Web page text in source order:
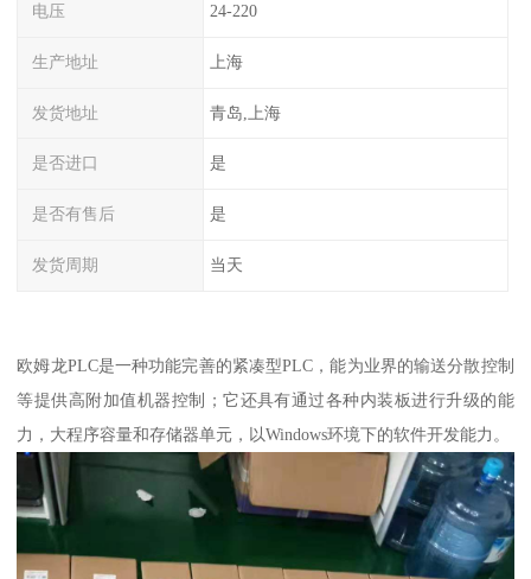
电压 24-220
生产地址 上海
发货地址 青岛,上海
是否进口 是
是否有售后 是
发货周期 当天
欧姆龙PLC是一种功能完善的紧凑型PLC，能为业界的输送分散控制
等提供高附加值机器控制；它还具有通过各种内装板进行升级的能
力，大程序容量和存储器单元，以Windows环境下的软件开发能力。